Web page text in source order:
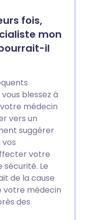
fois,
mon
il
blessez à
médecin
vers un
suggérer
votre
Le
de la cause
votre médecin
des